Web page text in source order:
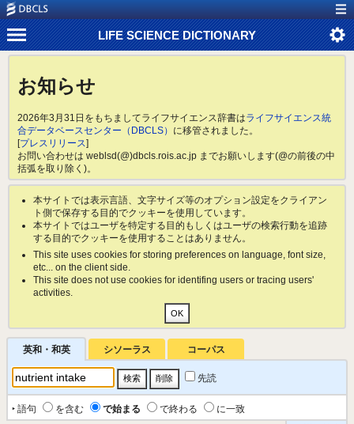
LIFE SCIENCE DICTIONARY
お知らせ
2026年3月31日をもちましてライフサイエンス辞書はライフサイエンス統
合データベースセンター（DBCLS） に移管されました。
[プレスリリース]
お問い合わせは weblsd(@)dbcls.rois.ac.jp までお願いします(@の前後の中
括弧を取り除く)。
本サイトでは表示言語、文字サイズ等のオプション設定をクライアン
ト側で保存する目的でクッキーを使用しています。
本サイトではユーザを特定する目的もしくはユーザの検索行動を追跡
する目的でクッキーを使用することはありません。
This site uses cookies for storing preferences on language, font size,
etc... on the client side.
This site does not use cookies for identifing users or tracing users'
activities.
英和・和英 シソーラス コーパス
先読
‣ 語句 を含む で始まる で終わる
に一致